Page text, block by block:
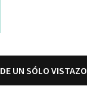
DE UN SÓLO VISTAZO